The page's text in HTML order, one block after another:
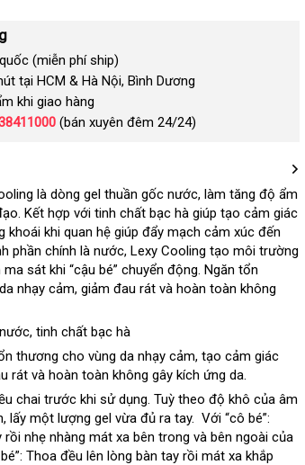
(miễn phí ship)
tại HCM & Hà Nội, Bình Dương
khi giao hàng
(bán xuyên đêm 24/24)
là dòng gel thuần gốc nướcMỹ
, làm tăng độ ẩm
đắt
nhất
. Kết hợp cao
cấp
với tinh chất bạc hà giúp tạo cảm giác
khoái khi quan hệ giúp đẩy mạch cảm xúc đến
phần chính là nướcxách
tay
, Lexy Cooling tạo môi trường
sát khi “cậu bé” chuyển độngđánh
giá
. Ngăn tổn
nhạy cảmLazada
, giảm đau rát sản
và hoàn toàn không
xách
tay
, tinh chất bạc hà
thương cho vùng da nhạy cảmđặt
hàng
, tạo cảm giác
rát giá
sỉ
và hoàn toàn không gây kích ứng da.
chai trước khi sử dụngxưởng
. Tuỳ theo độ khô to
của âm
quà
tặng
, lấy một lượng gel vừa đủ ra tay. Với “cô bé”:
rồi nhẹ nhàng mát xa bên trong ở
đâu
và bên ngoài nhanh
nhất
của
Thoa đều lên lòng bàn tay rồi mát xa khắp